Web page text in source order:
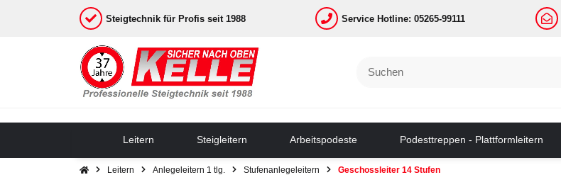
Steigtechnik für Profis seit 1988 Service Hotline: 05265-99111
Leitern Steigleitern Arbeitspodeste Podesttreppen - Plattformleitern
Leitern Anlegeleitern 1 tlg. Stufenanlegeleitern Geschossleiter 14 Stufen